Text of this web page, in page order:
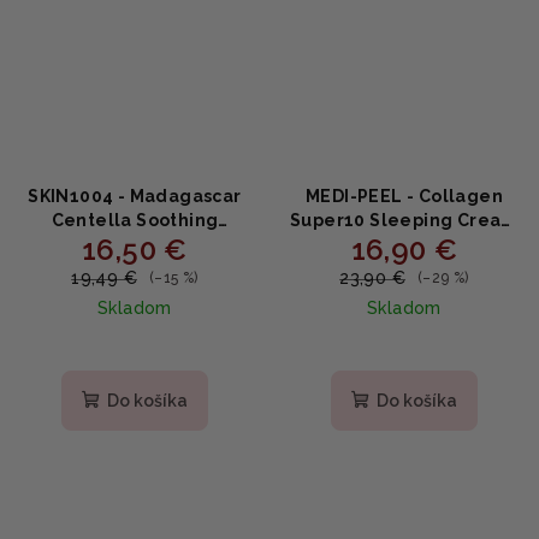
SKIN1004 - Madagascar
Centella Soothing
Cream - Upokojujúci
krém 75ml
16,50 €
19,49 € (–15 %)
Skladom
produktu
Do košíka
MEDI-PEEL - Collagen
Super10 Sleeping Cream
- nočný krém proti
vráskam 70ml
16,90 €
23,90 € (–29 %)
Skladom
produktu
Do košíka